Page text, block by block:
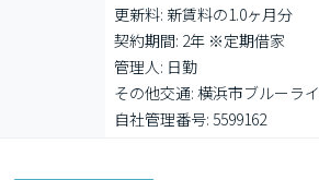
更新料: 新賃料の1.0ヶ月分
契約期間: 2年 ※定期借家
管理人: 日勤
その他交通: 横浜市ブルーラ
自社管理番号: 5599162